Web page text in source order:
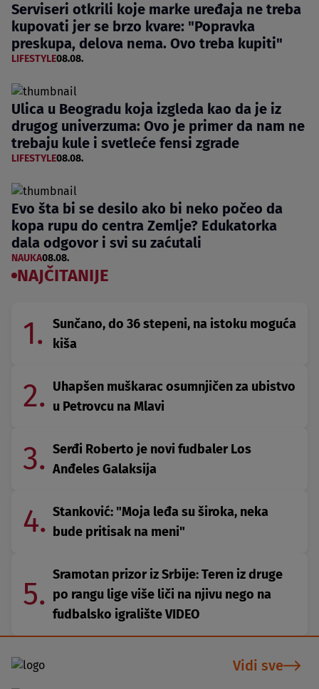
Serviseri otkrili koje marke uređaja ne treba
kupovati jer se brzo kvare: "Popravka
preskupa, delova nema. Ovo treba kupiti"
LIFESTYLE08.08.
Ulica u Beogradu koja izgleda kao da je iz
drugog univerzuma: Ovo je primer da nam ne
trebaju kule i svetleće fensi zgrade
LIFESTYLE08.08.
Evo šta bi se desilo ako bi neko počeo da
kopa rupu do centra Zemlje? Edukatorka
dala odgovor i svi su zaćutali
NAUKA08.08.
NAJČITANIJE
1.
Sunčano, do 36 stepeni, na istoku moguća
kiša
2. Uhapšen muškarac osumnjičen za ubistvo
u Petrovcu na Mlavi
3. Serđi Roberto je novi fudbaler Los
Anđeles Galaksija
4. Stanković: "Moja leđa su široka, neka
bude pritisak na meni"
5.
Sramotan prizor iz Srbije: Teren iz druge
po rangu lige više liči na njivu nego na
fudbalsko igralište VIDEO
Vidi sve